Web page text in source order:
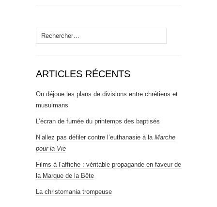
Rechercher :
ARTICLES RÉCENTS
On déjoue les plans de divisions entre chrétiens et
musulmans
L’écran de fumée du printemps des baptisés
N’allez pas défiler contre l’euthanasie à la Marche
pour la Vie
Films à l’affiche : véritable propagande en faveur de
la Marque de la Bête
La christomania trompeuse